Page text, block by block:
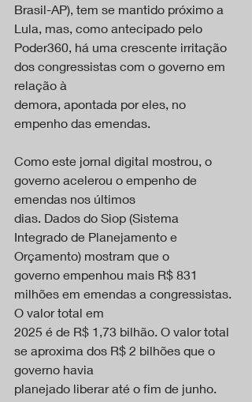
Brasil-AP), tem se mantido próximo a
Lula, mas, como antecipado pelo
Poder360, há uma crescente irritação
dos congressistas com o governo em
relação à
demora, apontada por eles, no
empenho das emendas.
Como este jornal digital mostrou, o
governo acelerou o empenho de
emendas nos últimos
dias. Dados do Siop (Sistema
Integrado de Planejamento e
Orçamento) mostram que o
governo empenhou mais R$ 831
milhões em emendas a congressistas.
O valor total em
2025 é de R$ 1,73 bilhão. O valor total
se aproxima dos R$ 2 bilhões que o
governo havia
planejado liberar até o fim de junho.